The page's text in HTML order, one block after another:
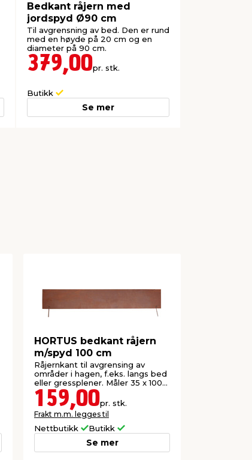
Bedkant råjern med
jordspyd Ø90 cm
Til avgrensning av bed. Den er rund
med en høyde på 20 cm og en
diameter på 90 cm.
379,00pr. stk.
Butikk
Se mer
HORTUS bedkant råjern
m/spyd 100 cm
Råjernkant til avgrensing av
områder i hagen, f.eks. langs bed
eller gressplener. Måler 35 x 100
cm.
159,00pr. stk.
Frakt m.m. legges til
Nettbutikk Butikk
Se mer